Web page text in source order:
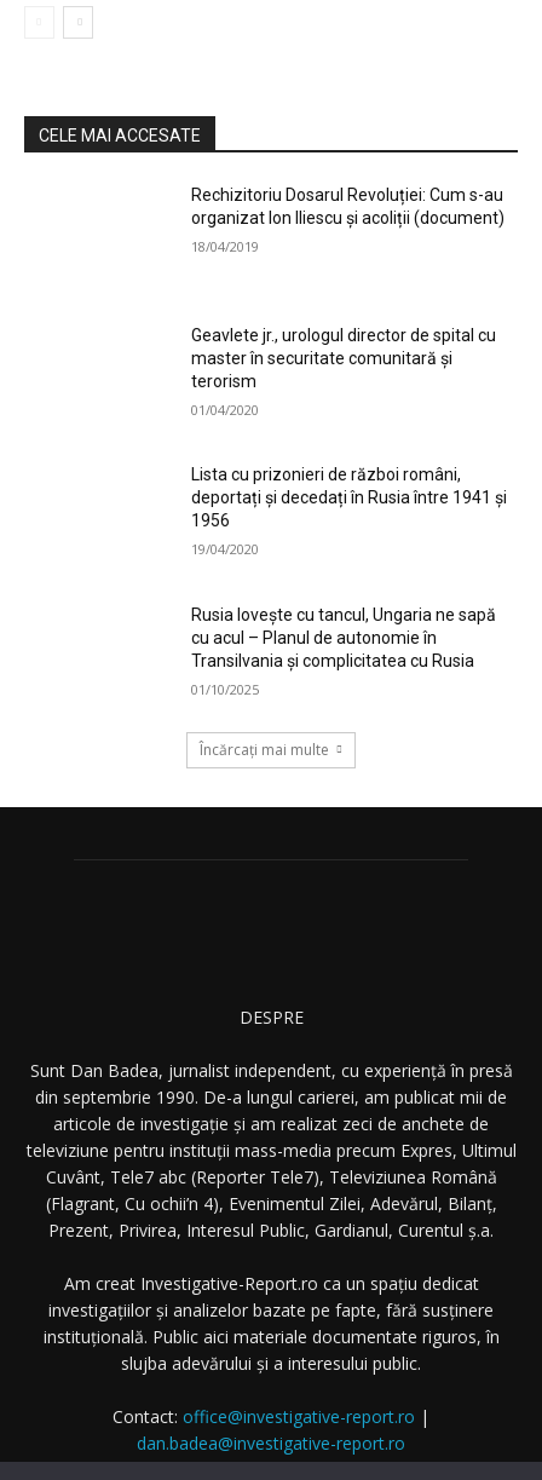
CELE MAI ACCESATE
Rechizitoriu Dosarul Revoluției: Cum s-au
organizat Ion Iliescu și acoliții (document)
18/04/2019
Geavlete jr., urologul director de spital cu
master în securitate comunitară și
terorism
01/04/2020
Lista cu prizonieri de război români,
deportați și decedați în Rusia între 1941 și
1956
19/04/2020
Rusia lovește cu tancul, Ungaria ne sapă
cu acul – Planul de autonomie în
Transilvania și complicitatea cu Rusia
01/10/2025
Încărcați mai multe
DESPRE
Sunt Dan Badea, jurnalist independent, cu experiență în presă
din septembrie 1990. De-a lungul carierei, am publicat mii de
articole de investigație și am realizat zeci de anchete de
televiziune pentru instituții mass-media precum Expres, Ultimul
Cuvânt, Tele7 abc (Reporter Tele7), Televiziunea Română
(Flagrant, Cu ochii’n 4), Evenimentul Zilei, Adevărul, Bilanț,
Prezent, Privirea, Interesul Public, Gardianul, Curentul ș.a.
Am creat Investigative-Report.ro ca un spațiu dedicat
investigațiilor și analizelor bazate pe fapte, fără susținere
instituțională. Public aici materiale documentate riguros, în
slujba adevărului și a interesului public.
Contact: office@investigative-report.ro |
dan.badea@investigative-report.ro
© 2025 Investigative-Report.ro. Toate drepturile rezervate.